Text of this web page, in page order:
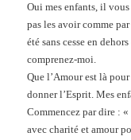
Oui mes enfants, il
pas les avoir comme
été sans cesse en
comprenez-moi.
Que l’Amour est là
donner l’Esprit. Mes
Commencez par dire :
avec charité et amour